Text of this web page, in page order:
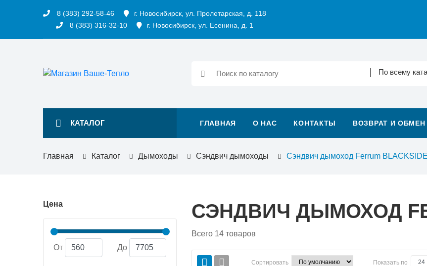
8 (383) 292-58-46
г. Новосибирск, ул. Пролетарская, д. 118
8 (383) 316-32-10
г. Новосибирск, ул. Есенина, д. 1
По всему
КАТАЛОГ ГЛАВНАЯ О НАС КОНТАКТЫ ВОЗВРАТ И ОБМЕН
Главная Каталог Дымоходы Сэндвич дымоходы Сэндвич дымоход Ferrum BLACKSIDE
Цена
От До
СЭНДВИЧ ДЫМОХОД
Всего 14 товаров
Сортировать Показать по